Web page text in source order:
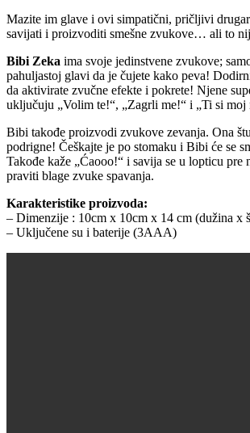
Mazite im glave i ovi simpatični, pričljivi
savijati i proizvoditi smešne zvukove… ali to
Bibi Zeka ima svoje jedinstvene zvukove;
pahuljastoj glavi da je čujete kako peva!
da aktivirate zvučne efekte i pokrete! Njene
uključuju „Volim te!“, „Zagrli me!“ i „Ti si
Bibi takođe proizvodi zvukove zevanja. Ona
podrigne! Češkajte je po stomaku i Bibi će se
Takođe kaže „Ćaooo!“ i savija se u lopticu pre
praviti blage zvuke spavanja.
Karakteristike proizvoda:
– Dimenzije : 10cm x 10cm x 14 cm (dužina x
– Uključene su i baterije (3AAA)